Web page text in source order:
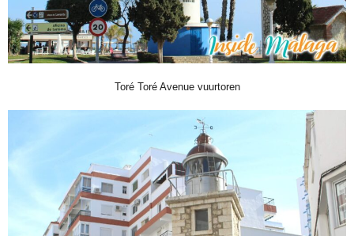
Toré Toré Avenue vuurtoren